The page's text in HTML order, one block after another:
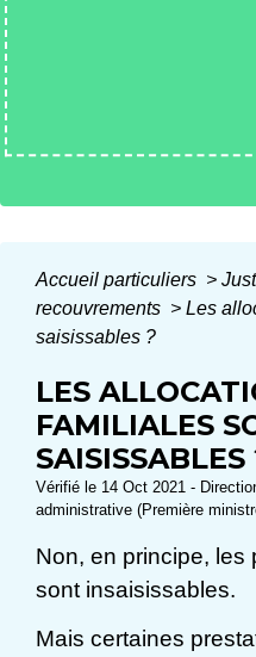
Accueil particuliers >
recouvrements > Les
saisissables ?
LES
FAMILIALES
SAISISSABLES
Vérifié le 14 Oct 2021 -
administrative (Première
Non, en principe, les
sont insaisissables.
Mais certaines